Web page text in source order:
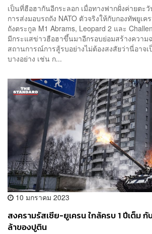
เป็นที่ฮือฮากันอีกระลอก เมื่อทางฟากฝั่งค่ายตะ
การส่งมอบรถถัง NATO ตัวจริงให้กับกองทัพยูเ
ถังตระกูล M1 Abrams, Leopard 2 และ
มีกระแสข่าวฮือฮาขึ้นมาอีกรอบย่อมสร้างความ
สถานการณ์การสู้รบอย่างไม่ต้องสงสัยว่านี่อา
บางอย่าง เช่น ก...
10 มกราคม 2023
สงครามรัสเซีย-ยูเครน ใกล้ครบ 1 ปีเต็ม
ล้าของปูติน